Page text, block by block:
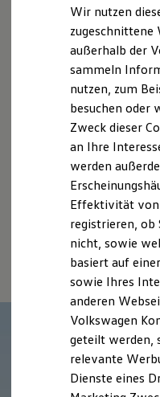
Elektroautos
ID.
Reichweite
Laden
Laden
Laden
Batterie
Sicherheit
Garantie
Technologie
Kosten und Kauf
E-Auto-
Software und
Die ID.
ID.
Digitale
Probefahrt
Serviceanfrage
Wir nutzen
zugeschnittene
außerhalb der
sammeln
nutzen, zum
besuchen oder
Zweck dieser
an Ihre
werden
Effektivität von
registrieren, ob
nicht, sowie
basiert auf
sowie Ihres
anderen
Volkswagen
geteilt werden,
relevante
Dienste eines